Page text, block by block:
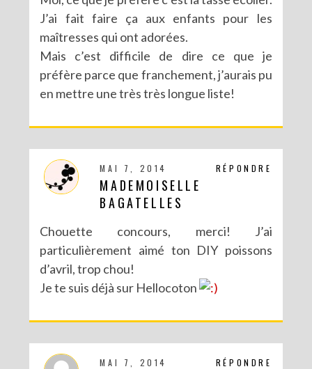
J’ai fait faire ça aux enfants pour les
maîtresses qui ont adorées.
Mais c’est difficile de dire ce que je
préfère parce que franchement, j’aurais pu
en mettre une très très longue liste!
RÉPONDRE
MAI 7, 2014
MADEMOISELLE
BAGATELLES
Chouette concours, merci! J’ai
particulièrement aimé ton DIY poissons
d’avril, trop chou!
Je te suis déjà sur Hellocoton
RÉPONDRE
MAI 7, 2014